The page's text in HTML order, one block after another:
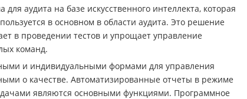
аудита на базе искусственного интеллекта, которая
в основном в области аудита. Это решение
в проведении тестов и упрощает управление
команд.
и индивидуальными формами для управления
о качестве. Автоматизированные отчеты в режиме
являются основными функциями. Программное